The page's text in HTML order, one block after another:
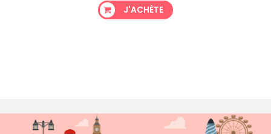
J'ACHÈTE